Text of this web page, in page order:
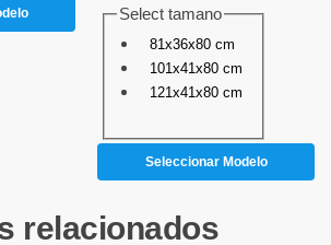
Select tamano
81x36x80 cm
101x41x80 cm
121x41x80 cm
Seleccionar Modelo
relacionados